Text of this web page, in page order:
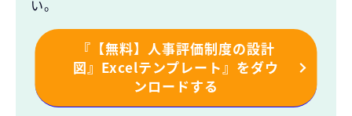
い。
『【無料】人事評価制度の設計
図』Excelテンプレート』をダウ
ンロードする